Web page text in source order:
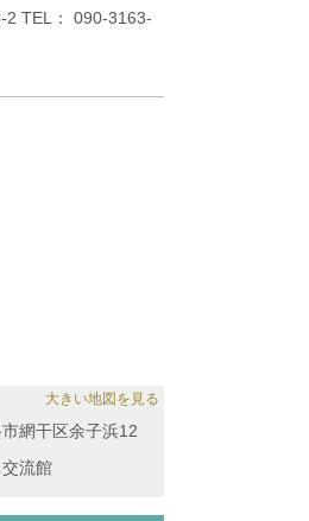
： 090-3163-
大きい地図を見る
網干区余子浜12
流館